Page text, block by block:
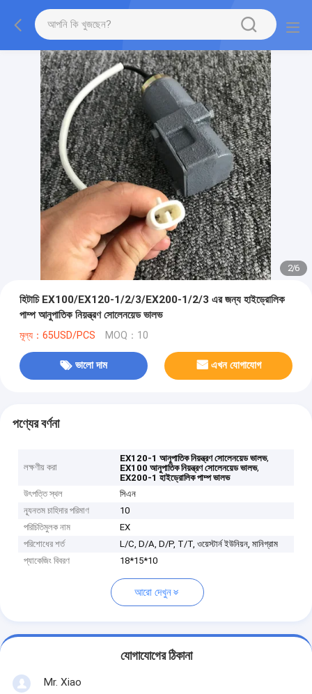
2/6
হিটাচি EX100/EX120-1/2/3/EX200-1/2/3 এর জন্য হাইড্রোলিক
পাম্প আনুপাতিক নিয়ন্ত্রণ সোলেনয়েড ভালভ
মূল্য：65USD/PCS MOQ：10
ভালো দাম এখন যোগাযোগ
পণ্যের বর্ণনা
লক্ষণীয় করা
EX120-1 আনুপাতিক নিয়ন্ত্রণ সোলেনয়েড ভালভ,
EX100 আনুপাতিক নিয়ন্ত্রণ সোলেনয়েড ভালভ,
EX200-1 হাইড্রোলিক পাম্প ভালভ
উৎপত্তি স্থল
সিএন
ন্যূনতম চাহিদার পরিমাণ
10
পরিচিতিমুলক নাম
EX
পরিশোধের শর্ত
L/C, D/A, D/P, T/T, ওয়েস্টার্ন ইউনিয়ন, মানিগ্রাম
প্যাকেজিং বিবরণ
18*15*10
আরো দেখুন
যোগাযোগের ঠিকানা
Mr. Xiao